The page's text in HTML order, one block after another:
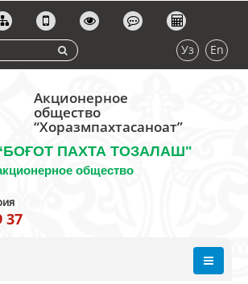
Уз En
Акционерное
общество
“Хоразмпахтасаноат”
ПАХТА ТОЗАЛАШ"
общество
37